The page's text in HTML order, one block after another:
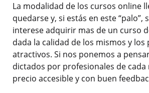
La modalidad de los cursos online
quedarse y, si estás en este “palo”,
interese adquirir mas de un curso
dada la calidad de los mismos y
atractivos. Si nos ponemos a
dictados por profesionales de
precio accesible y con buen